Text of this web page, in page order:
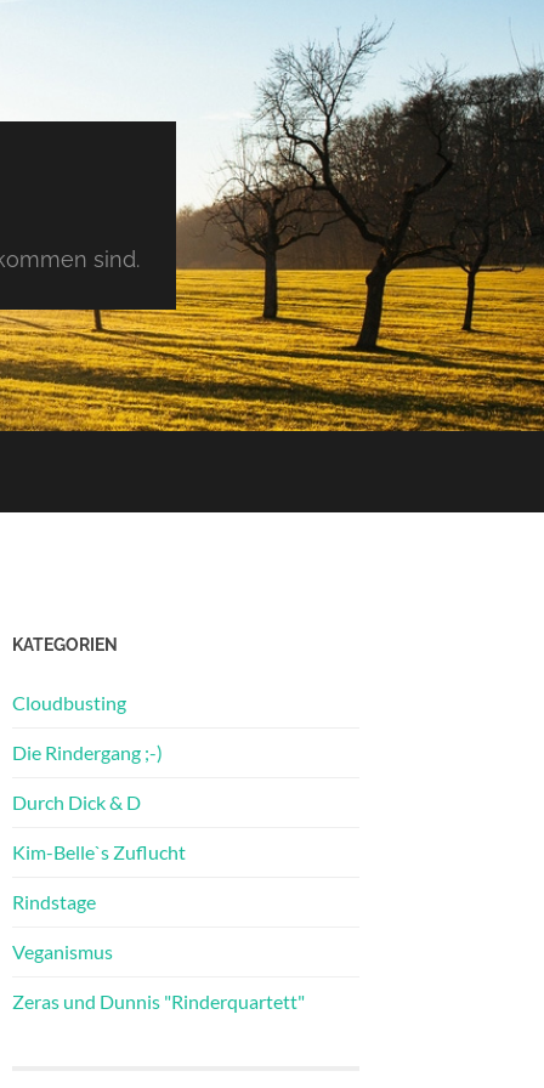
sind.
KATEGORIEN
Cloudbusting
Die Rindergang ;-)
Durch Dick & D
Kim-Belle`s Zuflucht
Rindstage
Veganismus
Zeras und Dunnis "Rinderquartett"